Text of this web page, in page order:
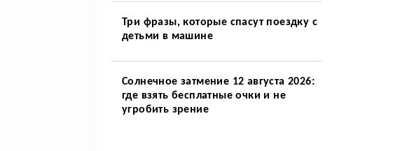
Три фразы, которые спасут поездку с
детьми в машине
Солнечное затмение 12 августа 2026:
где взять бесплатные очки и не
угробить зрение